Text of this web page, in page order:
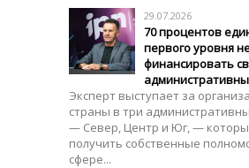
29.07.2026
70 процентов
первого уровня
финансировать
Эксперт выступает за
страны в три
— Север, Центр и Юг, —
получить собственные
сфере...